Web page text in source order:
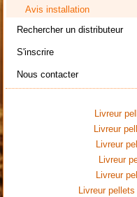
Avis installation
Rechercher un distributeur
S'inscrire
Nous contacter
Livreur
Livreur
Livreur
Livreur
Livreur
Livreur